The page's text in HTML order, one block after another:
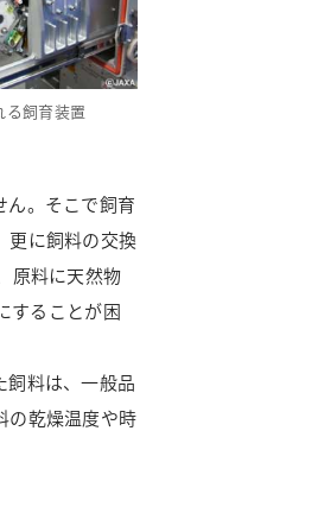
る飼育装置
ん。そこで飼育
更に飼料の交換
原料に天然物
することが困
料は、一般品
の乾燥温度や時